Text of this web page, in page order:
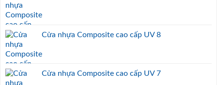
Cửa nhựa Composite cao cấp UV 8
Cửa nhựa Composite cao cấp UV 7